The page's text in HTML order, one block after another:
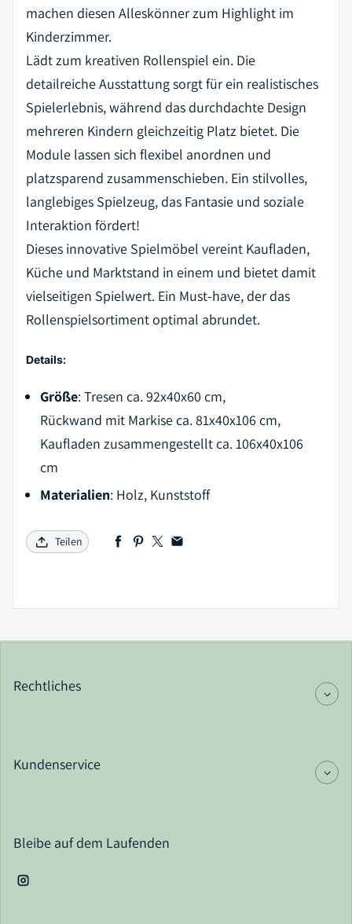
machen diesen Alleskönner zum Highlight im
Kinderzimmer.
Lädt zum kreativen Rollenspiel ein. Die
detailreiche Ausstattung sorgt für ein realistisches
Spielerlebnis, während das durchdachte Design
mehreren Kindern gleichzeitig Platz bietet. Die
Module lassen sich flexibel anordnen und
platzsparend zusammenschieben. Ein stilvolles,
langlebiges Spielzeug, das Fantasie und soziale
Interaktion fördert!
Dieses innovative Spielmöbel vereint Kaufladen,
Küche und Marktstand in einem und bietet damit
vielseitigen Spielwert. Ein Must-have, der das
Rollenspielsortiment optimal abrundet.
Details:
Größe: Tresen ca. 92x40x60 cm,
Rückwand mit Markise ca. 81x40x106 cm,
Kaufladen zusammengestellt ca. 106x40x106
cm
Materialien: Holz, Kunststoff
Teilen
Rechtliches
Kundenservice
Bleibe auf dem Laufenden
Instagram